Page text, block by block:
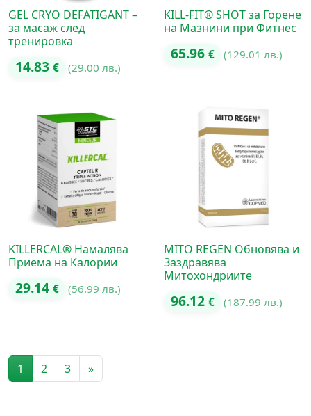
GEL CRYO DEFATIGANT –
за масаж след
тренировка
14.83 € (29.00 лв.)
KILL-FIT® SHOT за Горене
на Мазнини при Фитнес
65.96 € (129.01 лв.)
KILLERCAL® Намалява
Приема на Калории
29.14 € (56.99 лв.)
MITO REGEN Обновява и
Заздравява
Митохондриите
96.12 € (187.99 лв.)
Posts navigation
1 2 3 »